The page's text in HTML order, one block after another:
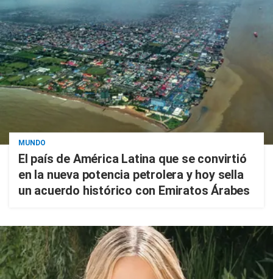
MUNDO
El país de América Latina que se convirtió
en la nueva potencia petrolera y hoy sella
un acuerdo histórico con Emiratos Árabes